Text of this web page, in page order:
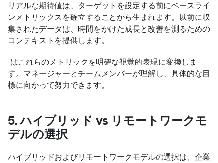
リアルな期待値は、ターゲットを設定する前にベースライ
ンメトリックスを確立することから生まれます。以前に収
集されたデータは、時間をかけた成長と改善を測るための
コンテキストを提供します。
す。マネージャーとチームメンバーが理解し、具体的な目
標に向かって努力できます。
5. ハイブリッド vs リモートワークモ
デルの選択
ハイブリッドおよびリモートワークモデルの選択は、企業